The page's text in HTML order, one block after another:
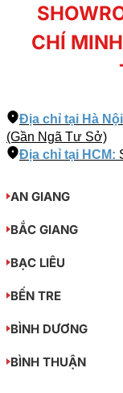
CHÍ
Địa chỉ tại Hà
(Gần Ngã Tư Sở)
Địa chỉ tại HCM:
AN GIANG
BẮC GIANG
BẠC LIÊU
BẾN TRE
BÌNH DƯƠNG
BÌNH THUẬN